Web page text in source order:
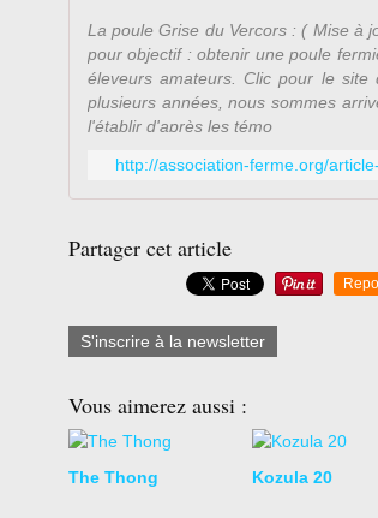
La poule Grise du Vercors : ( Mise à
pour objectif : obtenir une poule
éleveurs amateurs. Clic pour le
plusieurs années, nous sommes
l'établir d'après les témo
http://association-ferme.org/
Partager cet article
S'inscrire à la newsletter
Vous aimerez aussi :
The Thong
Kozula 20